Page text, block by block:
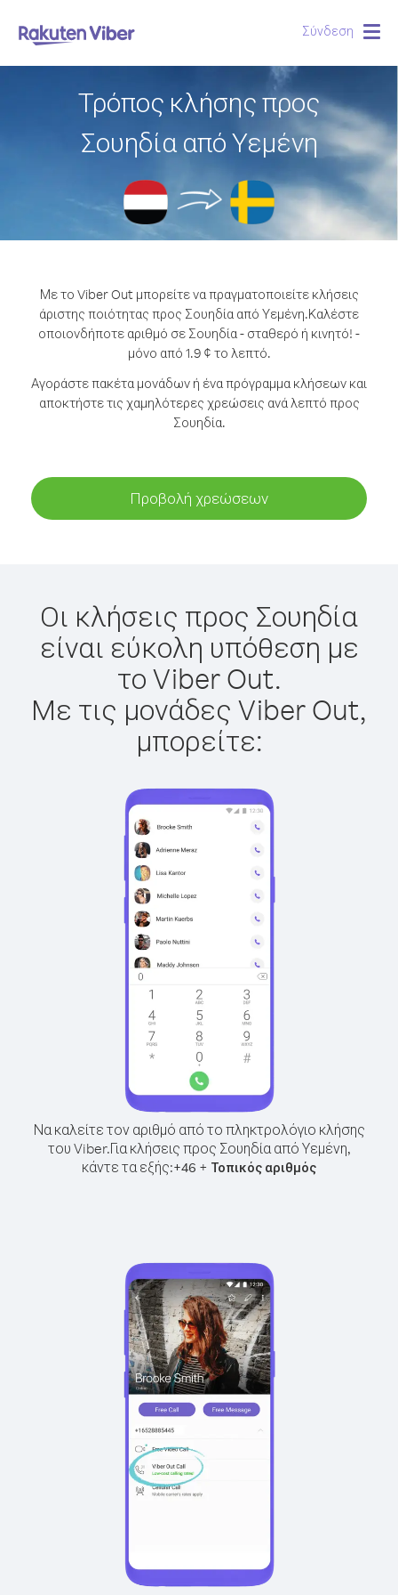
Σύνδεση
Τρόπος κλήσης προς
Σουηδία από Υεμένη
Με το Viber Out μπορείτε να πραγματοποιείτε κλήσεις
άριστης ποιότητας προς Σουηδία από Υεμένη.Καλέστε
οποιονδήποτε αριθμό σε Σουηδία - σταθερό ή κινητό! -
μόνο από 1.9 ¢ το λεπτό.
Αγοράστε πακέτα μονάδων ή ένα πρόγραμμα κλήσεων και
αποκτήστε τις χαμηλότερες χρεώσεις ανά λεπτό προς
Σουηδία.
Προβολή χρεώσεων
Οι κλήσεις προς Σουηδία
είναι εύκολη υπόθεση με
το Viber Out.
Με τις μονάδες Viber Out,
μπορείτε:
Να καλείτε τον αριθμό από το πληκτρολόγιο κλήσης
του Viber.Για κλήσεις προς Σουηδία από Υεμένη,
κάντε τα εξής:+46 + Τοπικός αριθμός